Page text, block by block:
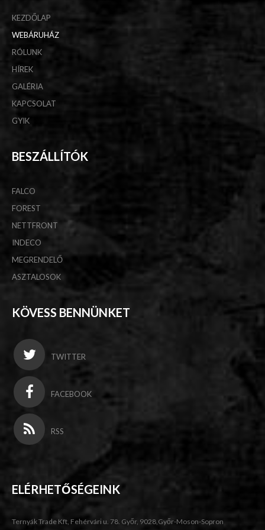
KEZDŐLAP
WEBÁRUHÁZ
RÓLUNK
HÍREK
GALÉRIA
KAPCSOLAT
GYIK
BESZÁLLÍTÓK
FALCO
FOREST
NETTFRONT
INDECO
MEGRENDELŐ
ASZTALOSOK
KÖVESS BENNÜNKET
TWITTER
FACEBOOK
RSS
ELÉRHETŐSÉGEINK
Ternyák Trade Kft, Fehérvári u. 78. Győr, 9028,Győr-Moson-Sopron